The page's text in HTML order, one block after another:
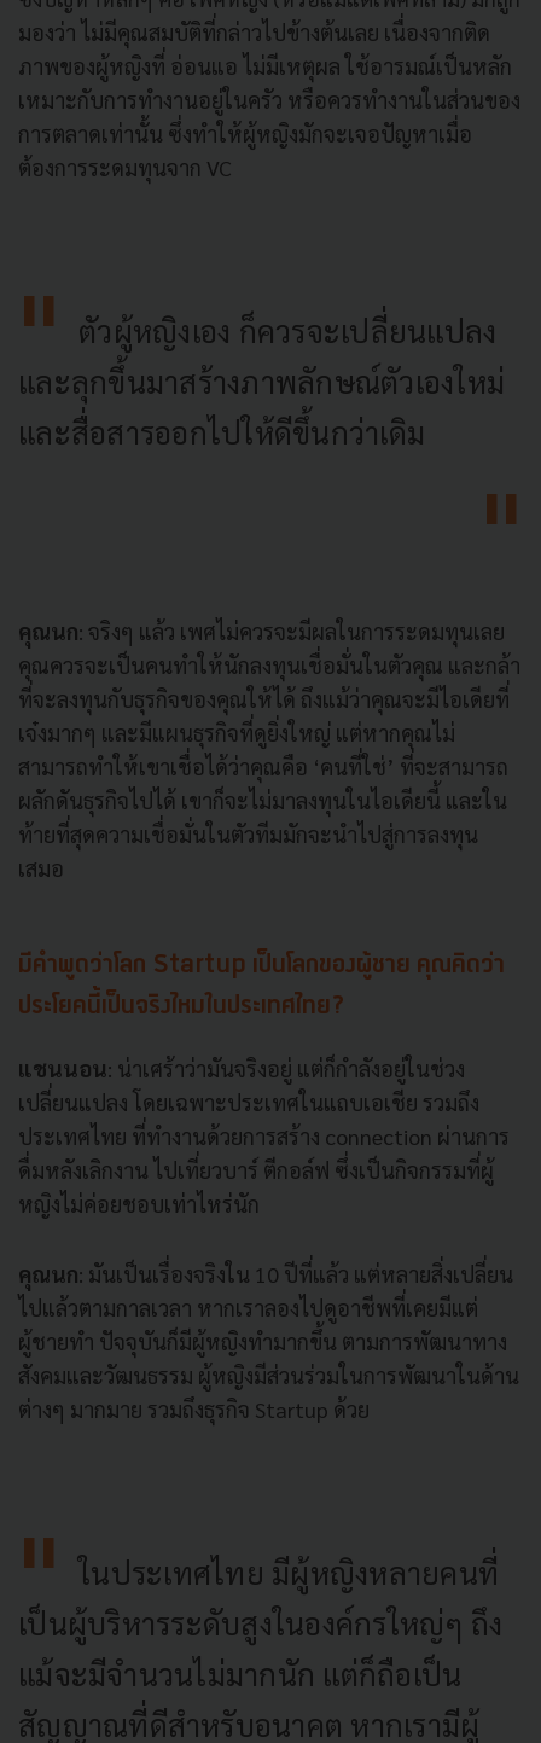
มองว่า ไม่มีคุณสมบัติที่กล่าวไปข้างต้นเลย เนื่องจากติด
ภาพของผู้หญิงที่ อ่อนแอ ไม่มีเหตุผล ใช้อารมณ์เป็นหลัก
เหมาะกับการทำงานอยู่ในครัว หรือควรทำงานในส่วนของ
การตลาดเท่านั้น ซึ่งทำให้ผู้หญิงมักจะเจอปัญหาเมื่อ
ต้องการระดมทุนจาก VC
ตัวผู้หญิงเอง ก็ควรจะเปลี่ยนแปลง
และลุกขึ้นมาสร้างภาพลักษณ์ตัวเองใหม่
และสื่อสารออกไปให้ดีขึ้นกว่าเดิม
คุณนก: จริงๆ แล้ว เพศไม่ควรจะมีผลในการระดมทุนเลย
คุณควรจะเป็นคนทำให้นักลงทุนเชื่อมั่นในตัวคุณ และกล้า
ที่จะลงทุนกับธุรกิจของคุณให้ได้ ถึงแม้ว่าคุณจะมีไอเดียที่
เจ๋งมากๆ และมีแผนธุรกิจที่ดูยิ่งใหญ่ แต่หากคุณไม่
สามารถทำให้เขาเชื่อได้ว่าคุณคือ ‘คนที่ใช่’ ที่จะสามารถ
ผลักดันธุรกิจไปได้ เขาก็จะไม่มาลงทุนในไอเดียนี้ และใน
ท้ายที่สุดความเชื่อมั่นในตัวทีมมักจะนำไปสู่การลงทุน
เสมอ
มีคำพูดว่าโลก Startup เป็นโลกของผู้ชาย คุณคิดว่า
ประโยคนี้เป็นจริงไหมในประเทศไทย?
แชนนอน: น่าเศร้าว่ามันจริงอยู่ แต่ก็กำลังอยู่ในช่วง
เปลี่ยนแปลง โดยเฉพาะประเทศในแถบเอเชีย รวมถึง
ประเทศไทย ที่ทำงานด้วยการสร้าง connection ผ่านการ
ดื่มหลังเลิกงาน ไปเที่ยวบาร์ ตีกอล์ฟ ซึ่งเป็นกิจกรรมที่ผู้
หญิงไม่ค่อยชอบเท่าไหร่นัก
คุณนก: มันเป็นเรื่องจริงใน 10 ปีที่แล้ว แต่หลายสิ่งเปลี่ยน
ไปแล้วตามกาลเวลา หากเราลองไปดูอาชีพที่เคยมีแต่
ผู้ชายทำ ปัจจุบันก็มีผู้หญิงทำมากขึ้น ตามการพัฒนาทาง
สังคมและวัฒนธรรม ผู้หญิงมีส่วนร่วมในการพัฒนาในด้าน
ต่างๆ มากมาย รวมถึงธุรกิจ Startup ด้วย
ในประเทศไทย มีผู้หญิงหลายคนที่
เป็นผู้บริหารระดับสูงในองค์กรใหญ่ๆ ถึง
แม้จะมีจำนวนไม่มากนัก แต่ก็ถือเป็น
สัญญาณที่ดีสำหรับอนาคต หากเรามีผู้